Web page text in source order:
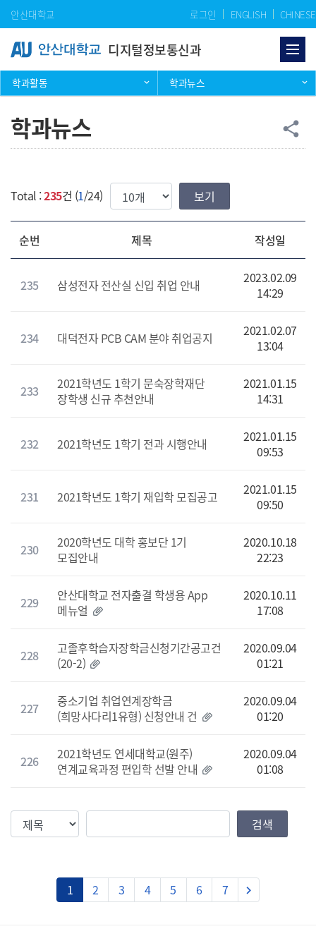
Skip Menu
안산대학교 로그인 ENGLISH CHINESE
디지털정보통신과
학과활동 학과뉴스
학과뉴스 공
share
Total :235건 (1/24) 한번에 보여질 게시물 갯수
순번 제목 작성일
235 삼성전자 전산실 신입 취업 안내
2023.02.09
14:29
234 대덕전자 PCB CAM 분야 취업공지
2021.02.07
13:04
233
2021학년도 1학기 문숙장학재단
장학생 신규 추천안내
2021.01.15
14:31
232 2021학년도 1학기 전과 시행안내
2021.01.15
09:53
231 2021학년도 1학기 재입학 모집공고
2021.01.15
09:50
230
2020학년도 대학 홍보단 1기
모집안내
2020.10.18
22:23
229
안산대학교 전자출결 학생용 App
메뉴얼
2020.10.11
17:08
228
고졸후학습자장학금신청기간공고건
(20-2)
2020.09.04
01:21
227
중소기업 취업연계장학금
(희망사다리1유형) 신청안내 건
2020.09.04
01:20
226
2021학년도 연세대학교(원주)
연계교육과정 편입학 선발 안내
2020.09.04
01:08
검색조건 검색값 검색
1 2 3 4 5 6 7 keyboard_arrow_right